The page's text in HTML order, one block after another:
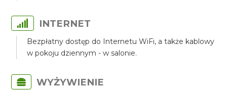
INTERNET
Bezpłatny dostęp do Internetu WiFi, a także kablowy
w pokoju dziennym - w salonie.
WYŻYWIENIE